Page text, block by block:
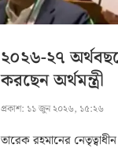
২০২৬-২৭
করছেন অর্থমন্ত্রী
প্রকাশ: ১১ জুন ২০২৬, ১৫:২৬
তারেক রহমানের